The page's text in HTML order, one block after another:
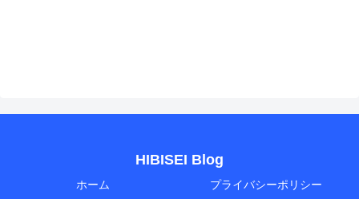
HIBISEI Blog
ホーム プライバシーポリシー